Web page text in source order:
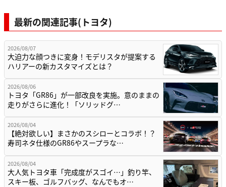
最新の関連記事(トヨタ)
2026/08/07
大迫力な顔つきに変身！モデリスタが提案する
ハリアーの新カスタマイズとは？
2026/08/06
トヨタ「GR86」が一部改良を実施。意のままの
走りがさらに進化！「ソリッドグ…
2026/08/04
【絶対欲しい】まさかのスシローとコラボ！？
寿司ネタ仕様のGR86やスープラな…
2026/08/04
大人気トヨタ車「完成度がスゴイ…」釣り竿、
スキー板、ゴルフバッグ、なんでもオ…